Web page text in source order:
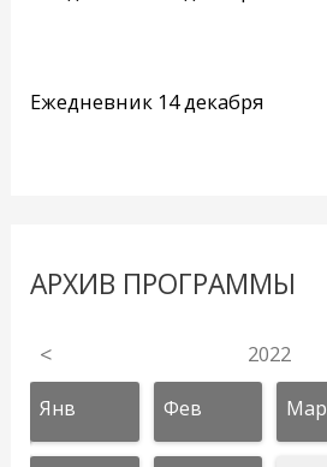
Ежедневник 14 декабря
АРХИВ ПРОГРАММЫ
< 2022
Янв Фев Мар